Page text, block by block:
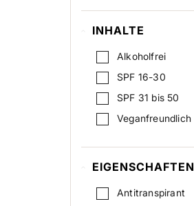
INHALTE
Alkoholfrei
SPF 16-30
SPF 31 bis 50
Veganfreundlich
EIGENSCHAFTEN
Antitranspirant